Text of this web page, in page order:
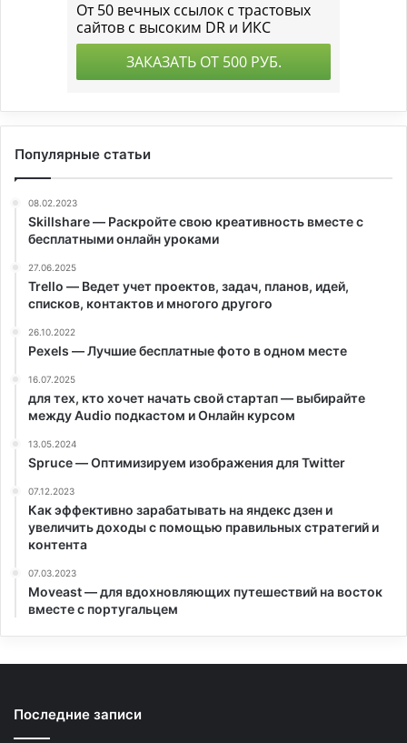
Популярные статьи
08.02.2023
Skillshare — Раскройте свою креативность вместе с
бесплатными онлайн уроками
27.06.2025
Trello — Ведет учет проектов, задач, планов, идей,
списков, контактов и многого другого
26.10.2022
Pexels — Лучшие бесплатные фото в одном месте
16.07.2025
для тех, кто хочет начать свой стартап — выбирайте
между Audio подкастом и Онлайн курсом
13.05.2024
Spruce — Оптимизируем изображения для Twitter
07.12.2023
Как эффективно зарабатывать на яндекс дзен и
увеличить доходы с помощью правильных стратегий и
контента
07.03.2023
Moveast — для вдохновляющих путешествий на восток
вместе с португальцем
Последние записи